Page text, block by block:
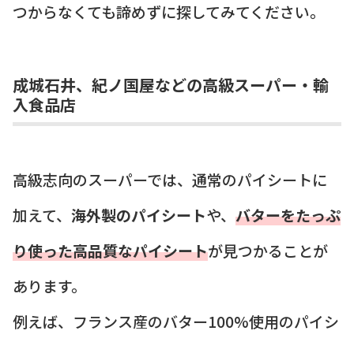
つからなくても諦めずに探してみてください。
成城石井、紀ノ国屋などの高級スーパー・輸
入食品店
高級志向のスーパーでは、通常のパイシートに
加えて、 海外製のパイシートや、 バターをたっぷ
り使った高品質なパイシートが見つかることが
あります。
例えば、フランス産のバター100%使用のパイシ